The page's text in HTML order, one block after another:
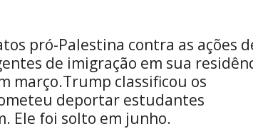
pró-Palestina contra as ações
de imigração em sua
março.Trump classificou os
deportar estudantes
Ele foi solto em junho.